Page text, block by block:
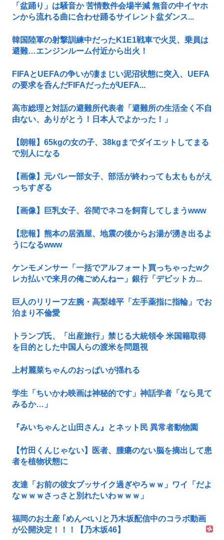
「盆踊り」は騒音か 苦情数件会場半減 無音の中イヤホ
ンから流れる曲に合わせ踊るサイレント盆ダンス...
韓国陸軍の射撃訓練中だったK1E1戦車で火災、乗員は
避難…エンジンルーム付近から出火！
FIFAとUEFAの争いが凄まじい泥沼状態に突入、UEFA
の要求を呑んだFIFAだったがUEFA...
高市総理と対話の避難所代表者「避難所の生活全く不自
由ない、ありがとう！日本人でよかった！」
【朗報】65kgの女の子、38kgまでダイエットしてまる
で別人になる
【画像】元バレー部女子、部活が終わっても太ももがえ
っちすぎる
【画像】巨乳女子、谷間でネコを飼育してしまうwww
【悲報】熊本の居酒屋、地震の後からお湯が湧き出るよ
うになるwww
ケンモメンサー「一括でアルフォート買っちゃったwク
レカ払いで来月の俺ごめんねー」銀行「デビットカ...
巨人のリリーフ左腕・高梨雄平「左手薬指に指輪」でお
泊まり不倫愛
トランプ氏、「出産旅行」禁じる大統領令 米国籍取得
を目的とした中国人らの渡米を問題視
上村麗菜ちゃんのおっぱいが揺れる
学生「ちいかわ映画は神秘的です」神話学者「なら見て
みるか…」
『みいちゃんと山田さん』とネット民 異常者動物園
【竹田くんじゃない】医者、腫瘍のない脳を摘出して患
者を植物状態に
友達「お前の彼女ブッサイク過ぎやろｗｗ」ワイ「だよ
なｗｗｗさっさと別れたいわｗｗｗ」
福岡のお土産 ｢めんべい｣と乃木坂配信中のコラボ動画
が公開決定！！！【乃木坂46】